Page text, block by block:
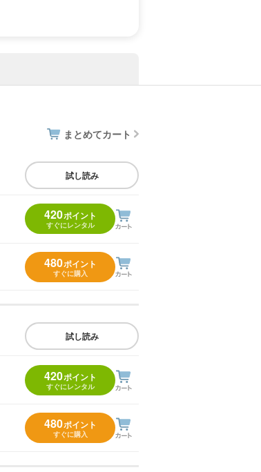
まとめてカート
試し読み
420ポイント
すぐにレンタル
480ポイント
すぐに購入
試し読み
420ポイント
すぐにレンタル
480ポイント
すぐに購入